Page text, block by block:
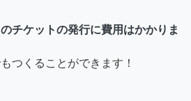
チケットの発行に費用はかかりま
つくることができます！